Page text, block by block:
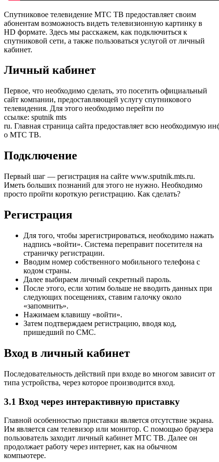
Спутниковое телевидение МТС ТВ предоставляет своим
абонентам возможность видеть телевизионную картинку в
HD формате. Здесь мы расскажем, как подключиться к
спутниковой сети, а также пользоваться услугой от личный
кабинет.
Личный кабинет
Первое, что необходимо сделать, это посетить официальный
сайт компании, предоставляющей услугу спутникового
телевидения. Для этого необходимо перейти по
ссылке: sputnik mts
ru. Главная страница сайта предоставляет всю необходимую
о МТС ТВ.
Подключение
Первый шаг — регистрация на сайте www.sputnik.mts.ru.
Иметь больших познаний для этого не нужно. Необходимо
просто пройти короткую регистрацию. Как сделать?
Регистрация
Для того, чтобы зарегистрироваться, необходимо нажать
надпись «войти». Система переправит посетителя на
страничку регистрации.
Вводим номер собственного мобильного телефона с
кодом страны.
Далее выбираем личный секретный пароль.
После этого, если хотим больше не вводить данных при
следующих посещениях, ставим галочку около
«запомнить».
Нажимаем клавишу «войти».
Затем подтверждаем регистрацию, вводя код,
пришедший по СМС.
Вход в личный кабинет
Последовательность действий при входе во многом зависит от
типа устройства, через которое производится вход.
3.1 Вход через интерактивную приставку
Главной особенностью приставки является отсутствие экрана.
Им является сам телевизор или монитор. С помощью браузера
пользователь заходит личный кабинет МТС ТВ. Далее он
продолжает работу через интернет, как на обычном
компьютере.